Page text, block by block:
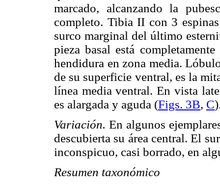
marcado, alcanzando la
completo. Tibia II con 3
surco marginal del último
pieza basal está
hendidura en zona media.
de su superficie ventral, es la
línea media ventral. En vista
es alargada y aguda (Figs. 3B, C
Variación. En algunos
descubierta su área central. El
inconspicuo, casi borrado, en
Resumen taxonómico